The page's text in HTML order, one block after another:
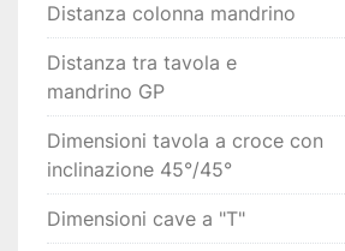
Distanza colonna mandrino
Distanza tra tavola e
mandrino GP
Dimensioni tavola a croce con
inclinazione 45°/45°
Dimensioni cave a "T"